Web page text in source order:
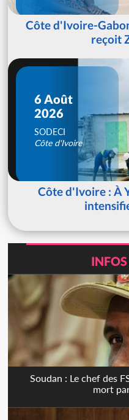
Côte d'Ivoire-
reçoit
6 Août
2026
SODECI
Côte d'Ivoire
Côte d'Ivoire : À
Soudan : Le chef des
mort